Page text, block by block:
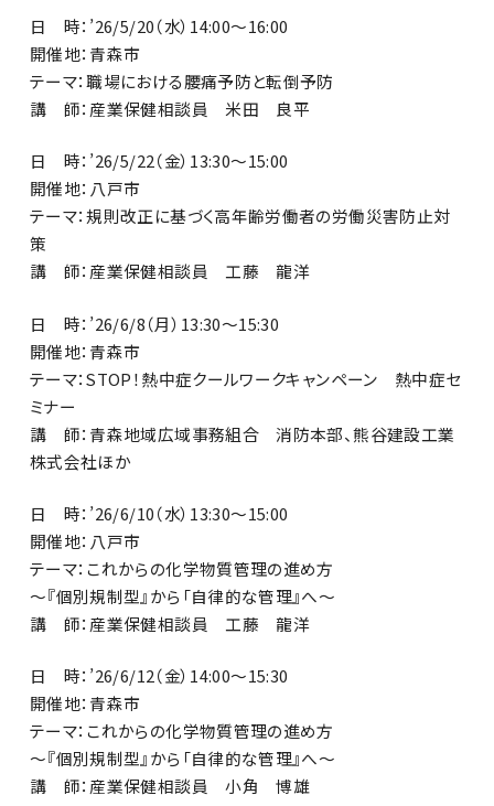
日 時：’26/5/20（水）14:00～16:00
開催地：青森市
テーマ：職場における腰痛予防と転倒予防
講 師：産業保健相談員 米田 良平
日 時：’26/5/22（金）13:30～15:00
開催地：八戸市
テーマ：規則改正に基づく高年齢労働者の労働災害防止対
策
講 師：産業保健相談員 工藤 龍洋
日 時：’26/6/8（月）13:30～15:30
開催地：青森市
テーマ：STOP！熱中症クールワークキャンペーン 熱中症セ
ミナー
講 師：青森地域広域事務組合 消防本部、熊谷建設工業
株式会社ほか
日 時：’26/6/10（水）13:30～15:00
開催地：八戸市
テーマ：これからの化学物質管理の進め方
～『個別規制型』から「自律的な管理』へ～
講 師：産業保健相談員 工藤 龍洋
日 時：’26/6/12（金）14:00～15:30
開催地：青森市
テーマ：これからの化学物質管理の進め方
～『個別規制型』から「自律的な管理』へ～
講 師：産業保健相談員 小角 博雄